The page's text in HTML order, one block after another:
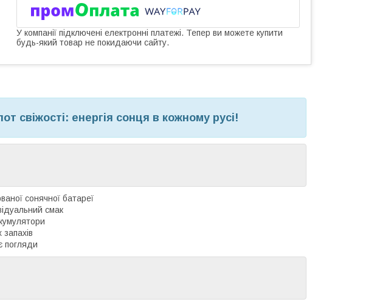
У компанії підключені електронні платежі. Тепер ви можете купити
будь-який товар не покидаючи сайту.
свіжості: енергія сонця в кожному русі!
сонячної батареї
смак
погляди